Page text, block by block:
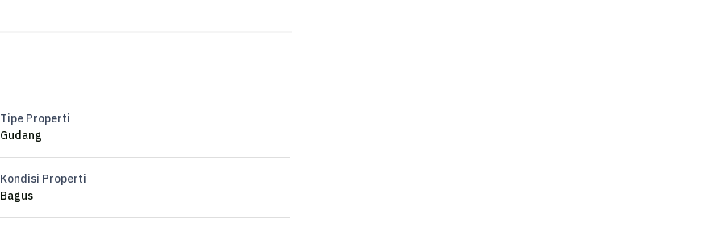
Tipe Properti
Gudang
Kondisi Properti
Bagus